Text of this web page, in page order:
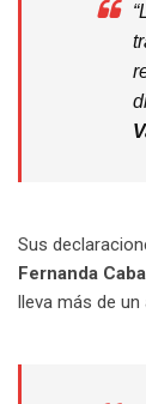
Sus
Fernanda
lleva más de